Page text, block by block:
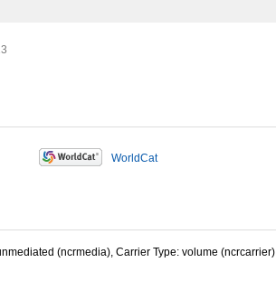
WorldCat
(ncrmedia), Carrier Type: volume (ncrcarrier)